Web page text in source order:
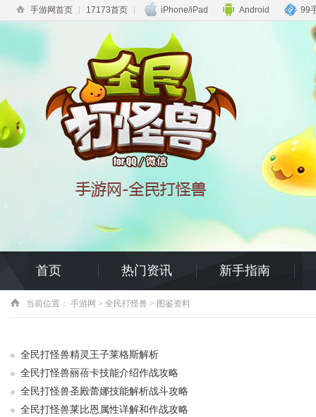
手游网首页 17173首页 iPhone/iPad Android 99
首页 热门资讯 新手指南
当前位置： 手游网 > 全民打怪兽 > 图鉴资料
全民打怪兽精灵王子莱格斯解析
全民打怪兽丽蓓卡技能介绍作战攻略
全民打怪兽圣殿蕾娜技能解析战斗攻略
全民打怪兽莱比恩属性详解和作战攻略